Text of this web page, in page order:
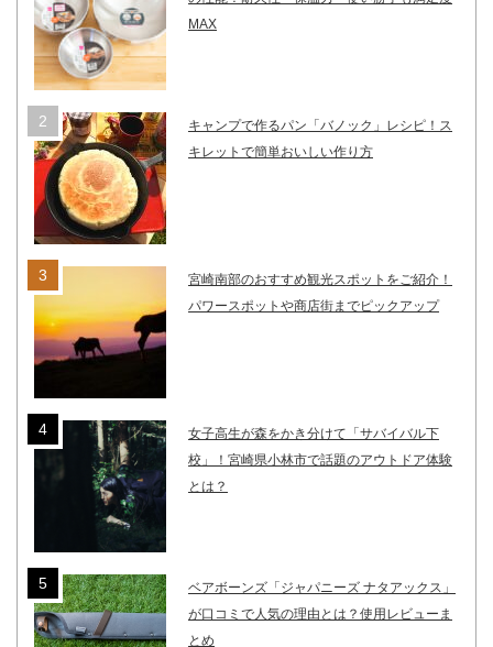
MAX
キャンプで作るパン「バノック」レシピ！ス
キレットで簡単おいしい作り方
宮崎南部のおすすめ観光スポットをご紹介！
パワースポットや商店街までピックアップ
女子高生が森をかき分けて「サバイバル下
校」！宮崎県小林市で話題のアウトドア体験
とは？
ベアボーンズ「ジャパニーズ ナタアックス」
が口コミで人気の理由とは？使用レビューま
とめ